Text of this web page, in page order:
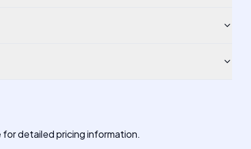
detailed pricing information.